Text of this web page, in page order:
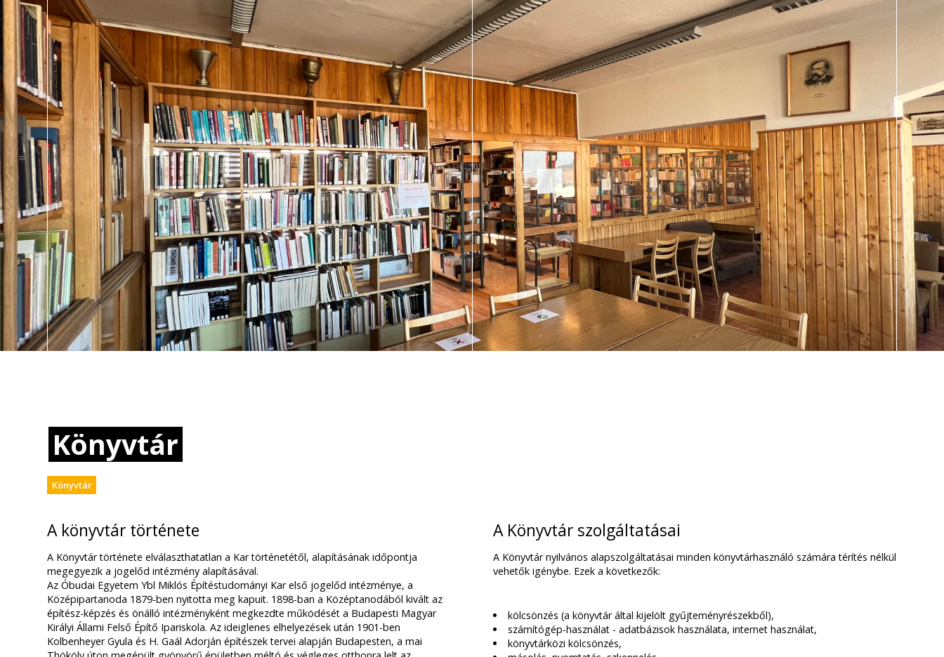
Könyvtár
Könyvtár
A könyvtár története
A Könyvtár története elválaszthatatlan a Kar történetétől, alapításának időpontja
megegyezik a jogelőd intézmény alapításával.
Az Óbudai Egyetem Ybl Miklós Építéstudományi Kar első jogelőd intézménye, a
Középipartanoda 1879-ben nyitotta meg kapuit. 1898-ban a Középtanodából kivált az
építész-képzés és önálló intézményként megkezdte működését a Budapesti Magyar
Királyi Állami Felső Építő Ipariskola. Az ideiglenes elhelyezések után 1901-ben
Kolbenheyer Gyula és H. Gaál Adorján építészek tervei alapján Budapesten, a mai
A Könyvtár szolgáltatásai
A Könyvtár nyilvános alapszolgáltatásai minden könyvtárhasználó számára térítés nélkül
vehetők igénybe. Ezek a következők:
kölcsönzés (a könyvtár által kijelölt gyűjteményrészekből),
számítógép-használat - adatbázisok használata, internet használat,
könyvtárközi kölcsönzés,